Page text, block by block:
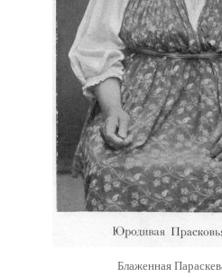
Блаженная